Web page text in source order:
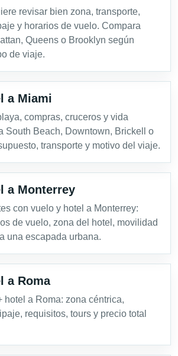
revisar bien zona, transporte,
y horarios de vuelo. Compara
Queens o Brooklyn según
de viaje.
a Miami
compras, cruceros y vida
South Beach, Downtown, Brickell o
transporte y motivo del viaje.
a Monterrey
con vuelo y hotel a Monterrey:
de vuelo, zona del hotel, movilidad
una escapada urbana.
a Roma
hotel a Roma: zona céntrica,
requisitos, tours y precio total